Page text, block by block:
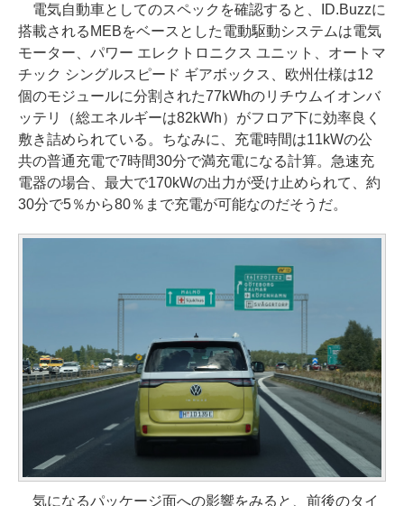
電気自動車としてのスペックを確認すると、ID.Buzzに
搭載されるMEBをベースとした電動駆動システムは電気
モーター、パワー エレクトロニクス ユニット、オートマ
チック シングルスピード ギアボックス、欧州仕様は12
個のモジュールに分割された77kWhのリチウムイオンバ
ッテリ（総エネルギーは82kWh）がフロア下に効率良く
敷き詰められている。ちなみに、充電時間は11kWの公
共の普通充電で7時間30分で満充電になる計算。急速充
電器の場合、最大で170kWの出力が受け止められて、約
30分で5％から80％まで充電が可能なのだそうだ。
気になるパッケージ面への影響をみると、前後のタイ